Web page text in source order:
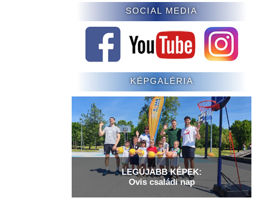
SOCIAL MEDIA
KÉPGALÉRIA
LEGÚJABB KÉPEK:
Ovis családi nap